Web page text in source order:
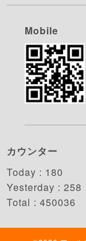
Mobile
カウンター
Today : 180
Yesterday :258
Total :450036